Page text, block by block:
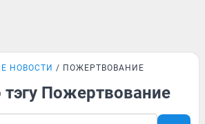
НОВОСТИ ПОЖЕРТВОВАНИЕ
Пожертвование